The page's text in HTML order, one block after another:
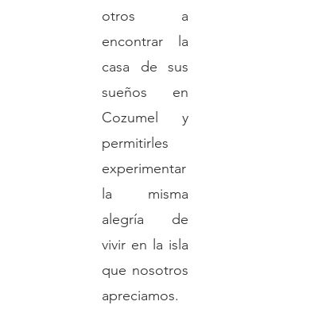
otros a
encontrar la
casa de sus
sueños en
Cozumel y
permitirles
experimentar
la misma
alegría de
vivir en la isla
que nosotros
apreciamos.